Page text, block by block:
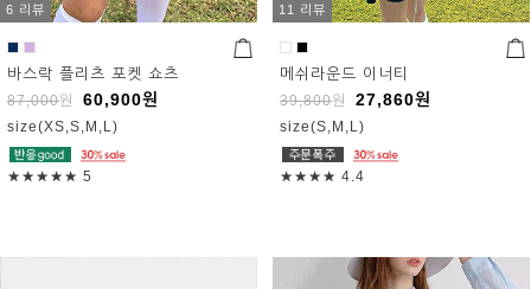
6 리뷰
바스락 플리츠 포켓 쇼츠
87,000원 60,900원
size(XS,S,M,L)
★★★★★ 5
11 리뷰
메쉬라운드 이너티
39,800원 27,860원
size(S,M,L)
★★★★ 4.4